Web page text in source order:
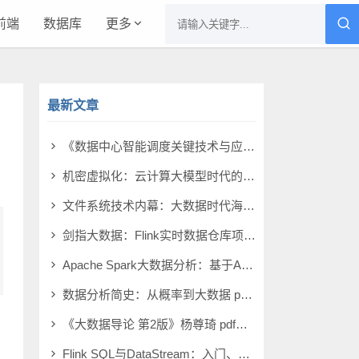
端 数据库 更多
最新文章
《数据中心智能调度关键技术与应用》田文洪 pdf电子书[14MB]
机密虚拟化：云计算大模型时代的数据安全新范式 pdf电子书[7MB]
文件系统技术内幕：大数据时代海量数据存储之道 pdf电子书[82MB]
剑指大数据：Flink实时数据仓库项目实战（电商版） pdf电子书[12MB]
Apache Spark大数据分析：基于Azure Databricks云平台 pdf电子书[34MB]
数据分析简史：从概率到大数据 pdf电子书[56MB]
《大数据导论 第2版》杨尊琦 pdf电子书[47MB]
Flink SQL与DataStream：入门、进阶与实战 pdf电子书[356MB]